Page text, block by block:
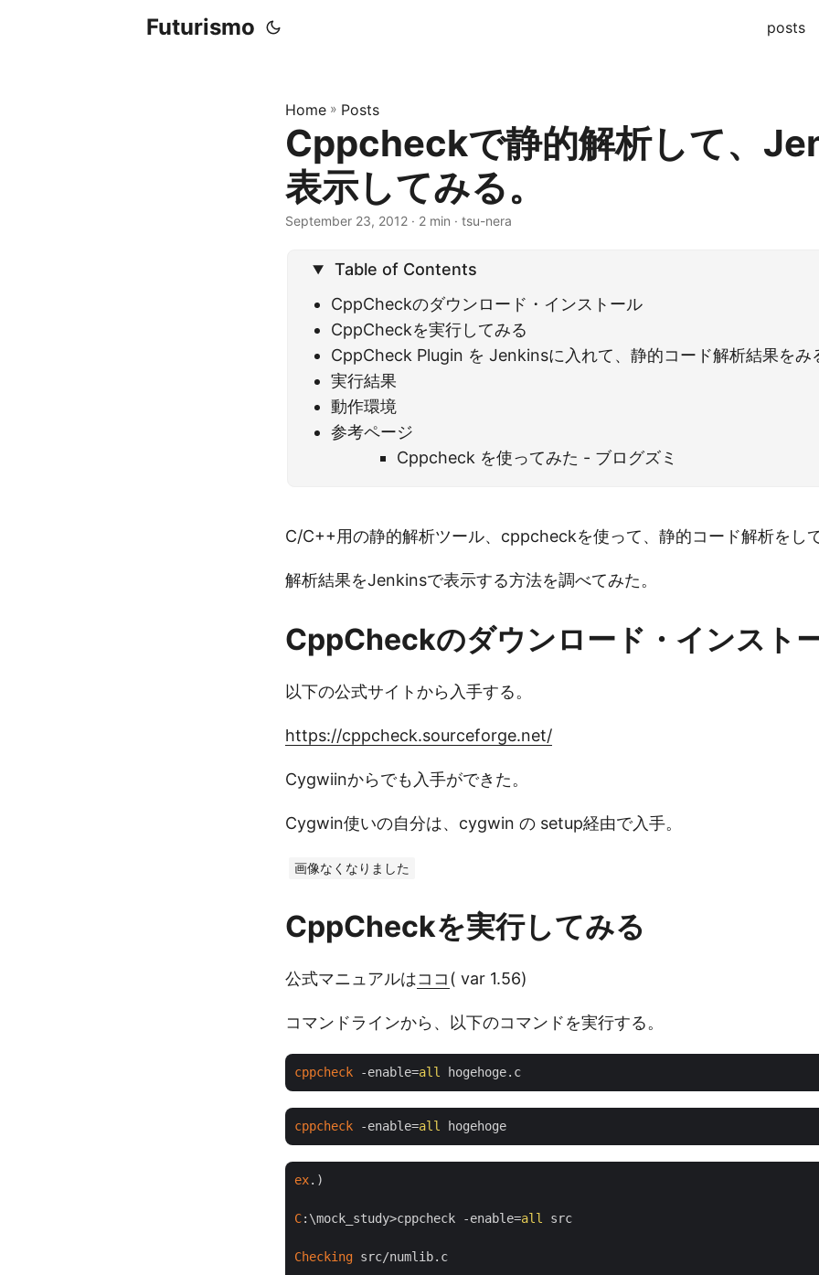
Futurismo posts
Home » Posts
Cppcheckで静的解析して、
表示してみる。
September 23, 2012 · 2 min · tsu-nera
Table of Contents
CppCheckのダウンロード・インストール
CppCheckを実行してみる
CppCheck Plugin を Jenkinsに入れて、静的コード解析結果をみ
実行結果
動作環境
参考ページ
Cppcheck を使ってみた - ブログズミ
C/C++用の静的解析ツール、cppcheckを使って、静的コード解析をし
解析結果をJenkinsで表示する方法を調べてみた。
CppCheckのダウンロード・インスト
以下の公式サイトから入手する。
https://cppcheck.sourceforge.net/
Cygwiinからでも入手ができた。
Cygwin使いの自分は、cygwin の setup経由で入手。
画像なくなりました
CppCheckを実行してみる
公式マニュアルはココ ( var 1.56)
コマンドラインから、以下のコマンドを実行する。
cppcheck -enable=all
cppcheck -enable=all
ex.)
C:\mock_study>cppcheck -enable=all src
Checking src/numlib.c